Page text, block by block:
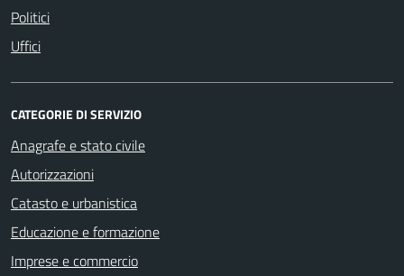
Politici
Uffici
CATEGORIE DI SERVIZIO
Anagrafe e stato civile
Autorizzazioni
Catasto e urbanistica
Educazione e formazione
Imprese e commercio